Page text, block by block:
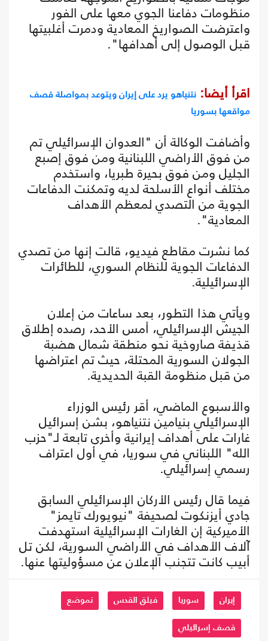
منظومات دفاعنا الجوي معها على الفور
واعترضت الصواريخ المعادية ودمرت أغلبيتها
قبل الوصول إلى أهدافها".
اقرأ أيضا: نتنياهو يرد على إيران ويتوعد بمواصلة قصف
مواقعها بسوريا
وأضافت الوكالة أن "العدوان الإسرائيلي تم
من فوق الأراضي اللبنانية ومن فوق إصبع
الجليل ومن فوق بحيرة طبريا، واستخدم
مختلف أنواع الأسلحة لديه وتمكنت الدفاعات
الجوية من التصدي لمعظم الأهداف
المعادية".
كما نشرت مقاطع فيديو، قالت إنها من تصدي
الدفاعات الجوية للنظام السوري، للطائرات
الإسرائيلية.
ويأتي هذا التطور، بعد ساعات من إعلان
الجيش الإسرائيلي، أمس الأحد، رصده إطلاق
قذيفة صاروخية نحو منطقة شمال هضبة
الجولان السورية المحتلة، حيث تم اعتراضها
من قبل منظومة القبة الحديدية.
والأسبوع الماضي، أقر رئيس الوزراء
الإسرائيلي بنيامين نتنياهو، بشن إسرائيل
غارات على أهداف إيرانية وأخرى تابعة لـ"حزب
الله" اللبناني في سوريا، في أول اعتراف
رسمي إسرائيلي.
فيما قال رئيس الأركان الإسرائيلي السابق
جادي أيزنكوت لصحيفة "نيويورك تايمز"
الأميركية إن الغارات الإسرائيلية استهدفت
آلاف الأهداف في الأراضي السورية، لكن تل
أبيب كانت تتجنب الإعلان عن مسؤوليتها عنها.
إيران سوريا فيلق القدس تموضع
قصف إسرائيلي